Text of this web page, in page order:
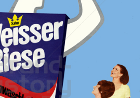
Henkel Central Eastern Europe GmbH